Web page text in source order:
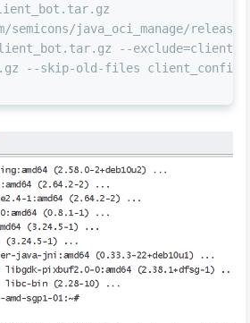
java_oci_manage/
--
--skip-old-files client_config